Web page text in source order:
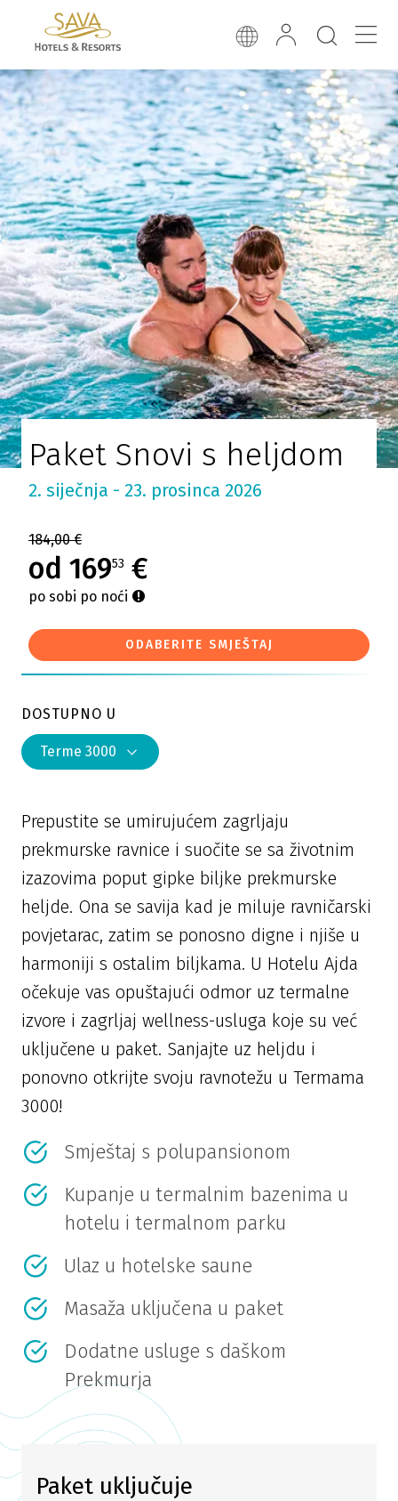
Paket Snovi s heljdom
2. siječnja - 23. prosinca 2026
184,00 €
od 16953 €
po sobi po noći
ODABERITE SMJEŠTAJ
DOSTUPNO U
Terme 3000
Prepustite se umirujućem zagrljaju
prekmurske ravnice i suočite se sa životnim
izazovima poput gipke biljke prekmurske
heljde. Ona se savija kad je miluje ravničarski
povjetarac, zatim se ponosno digne i njiše u
harmoniji s ostalim biljkama. U Hotelu Ajda
očekuje vas opuštajući odmor uz termalne
izvore i zagrljaj wellness-usluga koje su već
uključene u paket. Sanjajte uz heljdu i
ponovno otkrijte svoju ravnotežu u Termama
3000!
Smještaj s polupansionom
Kupanje u termalnim bazenima u
hotelu i termalnom parku
Ulaz u hotelske saune
Masaža uključena u paket
Dodatne usluge s daškom
Prekmurja
Paket uključuje